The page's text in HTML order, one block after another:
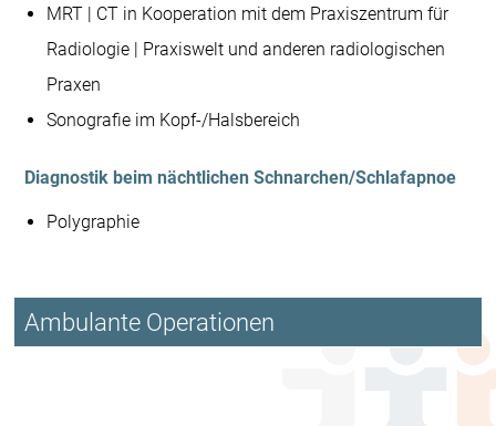
MRT | CT in Kooperation mit dem Praxiszentrum für
Radiologie | Praxiswelt und anderen radiologischen
Praxen
Sonografie im Kopf-/Halsbereich
Diagnostik beim nächtlichen Schnarchen/Schlafapnoe
Polygraphie
Ambulante Operationen